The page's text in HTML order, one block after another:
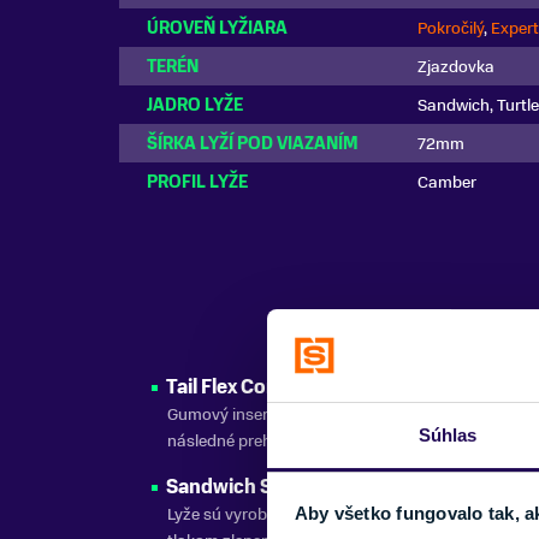
Súhlas
Aby všetko fungovalo tak,
ÚROVEŇ LYŽIARA
Pokročilý, Expert
TERÉN
Zjazdovka
JADRO LYŽE
Sandwich,
ŠÍRKA LYŽÍ POD VIAZANÍM
72mm
PROFIL LYŽE
Camber
Tail Flex Control (TFC)
Gumový insert v päte lyží uľahčuje ukončenie
následné prehranenie, čím zvyšuje kontrolu nad
Sandwich Sidewall Technology
Lyže sú vyrobené vrstva po vrstve a následne pod